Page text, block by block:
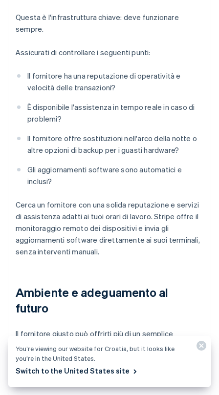
Questa è l'infrastruttura chiave: deve funzionare
sempre.
Assicurati di controllare i seguenti punti:
Il fornitore ha una reputazione di operatività e
velocità delle transazioni?
È disponibile l'assistenza in tempo reale in caso di
problemi?
Il fornitore offre sostituzioni nell'arco della notte o
altre opzioni di backup per i guasti hardware?
Gli aggiornamenti software sono automatici e
inclusi?
Cerca un fornitore con una solida reputazione e servizi
di assistenza adatti ai tuoi orari di lavoro. Stripe offre il
monitoraggio remoto dei dispositivi e invia gli
aggiornamenti software direttamente ai suoi terminali,
senza interventi manuali.
Ambiente e adeguamento al
futuro
Il fornitore giusto può offrirti più di un semplice
terminale. Cerca un dispositivo con:
Assistenza integrata per pagamenti online e Tap to
You’re viewing our website for Croatia, but it looks like
you’re in the United States.
Switch to the United States site